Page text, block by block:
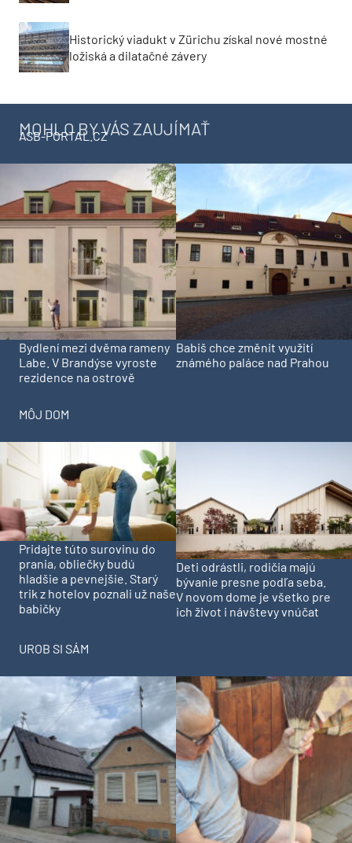
Historický viadukt v Zürichu získal nové mostné
ložiská a dilatačné závery
MOHLO BY VÁS ZAUJÍMAŤ
ASB-PORTAL.CZ
Bydlení mezi dvěma rameny
Labe. V Brandýse vyroste
rezidence na ostrově
Babiš chce změnit využití
známého paláce nad Prahou
MÔJ DOM
Pridajte túto surovinu do
prania, obliečky budú
hladšie a pevnejšie. Starý
trik z hotelov poznali už naše
babičky
Deti odrástli, rodičia majú
bývanie presne podľa seba.
V novom dome je všetko pre
ich život i návštevy vnúčat
UROB SI SÁM